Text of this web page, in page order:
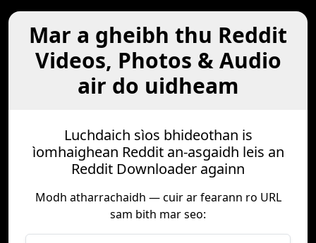
Mar a gheibh thu Reddit
Videos, Photos & Audio
air do uidheam
Luchdaich sìos bhideothan is
ìomhaighean Reddit an-asgaidh leis an
Reddit Downloader againn
Modh atharrachaidh — cuir ar fearann ro URL
sam bith mar seo: